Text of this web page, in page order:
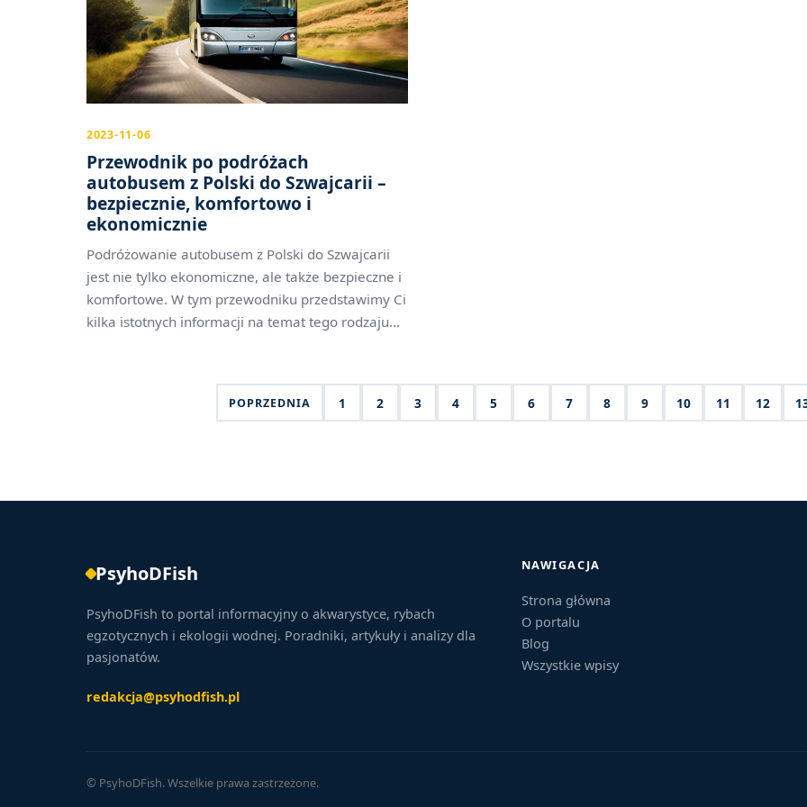
2023-11-06
Przewodnik po podróżach
autobusem z Polski do Szwajcarii –
bezpiecznie, komfortowo i
ekonomicznie
Podróżowanie autobusem z Polski do Szwajcarii
jest nie tylko ekonomiczne, ale także bezpieczne i
komfortowe. W tym przewodniku przedstawimy Ci
kilka istotnych informacji na temat tego rodzaju...
POPRZEDNIA 1 2 3 4 5 6 7 8 9 10 11 12
PsyhoDFish
PsyhoDFish to portal informacyjny o akwarystyce, rybach
egzotycznych i ekologii wodnej. Poradniki, artykuły i analizy dla
pasjonatów.
redakcja@psyhodfish.pl
NAWIGACJA
Strona główna
O portalu
Blog
Wszystkie wpisy
© PsyhoDFish. Wszelkie prawa zastrzeżone.